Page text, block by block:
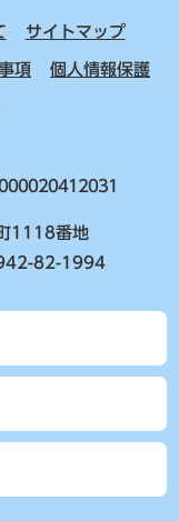
サイトマップ
項 個人情報保護
1118番地
82-1994